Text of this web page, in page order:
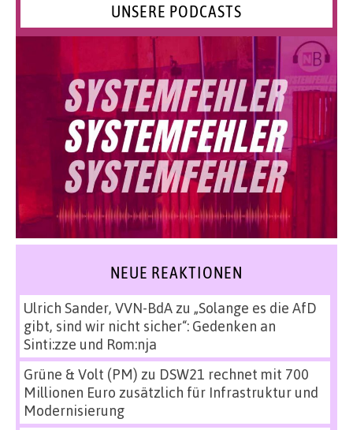
UNSERE PODCASTS
NEUE REAKTIONEN
Ulrich Sander, VVN-BdAzu „Solange es die AfD
gibt, sind wir nicht sicher“: Gedenken an
Sinti:zze und Rom:nja
Grüne & Volt (PM) zu DSW21 rechnet mit 700
Millionen Euro zusätzlich für Infrastruktur und
Modernisierung